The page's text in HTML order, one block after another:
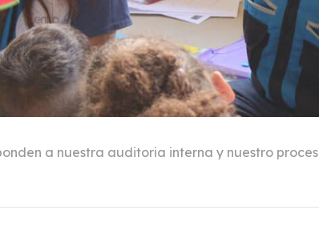
a nuestra auditoria interna y nuestro